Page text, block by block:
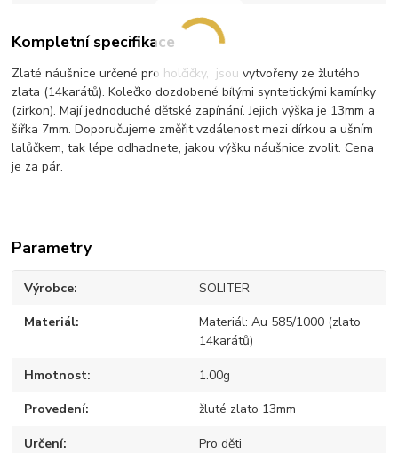
Kompletní specifikace
Zlaté náušnice určené pro holčičky, jsou vytvořeny ze žlutého
zlata (14karátů). Kolečko dozdobené bílými syntetickými kamínky
(zirkon). Mají jednoduché dětské zapínání. Jejich výška je 13mm a
šířka 7mm. Doporučujeme změřit vzdálenost mezi dírkou a ušním
lalůčkem, tak lépe odhadnete, jakou výšku náušnice zvolit. Cena
je za pár.
Parametry
Výrobce SOLITER
Materiál
Materiál: Au 585/1000 (zlato
14karátů)
Hmotnost 1.00g
Provedení žluté zlato 13mm
Určení Pro děti